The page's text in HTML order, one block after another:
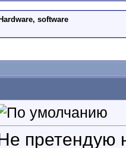
software
претендую